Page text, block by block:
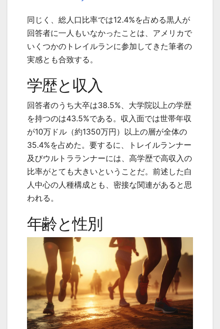
同じく、総人口比率では12.4%を占める黒人が
回答者に一人もいなかったことは、アメリカで
いくつかのトレイルランに参加してきた筆者の
実感とも合致する。
学歴と収入
回答者のうち大卒は38.5%、大学院以上の学歴
を持つのは43.5%である。収入面では世帯年収
が10万ドル（約1350万円）以上の層が全体の
35.4%を占めた。要するに、トレイルランナー
及びウルトラランナーには、高学歴で高収入の
比率がとても大きいということだ。前述した白
人中心の人種構成とも、密接な関連があると思
われる。
年齢と性別